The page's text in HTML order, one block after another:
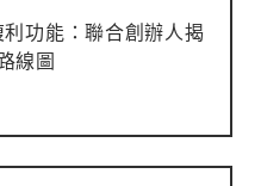
功能：聯合創辦人揭
線圖